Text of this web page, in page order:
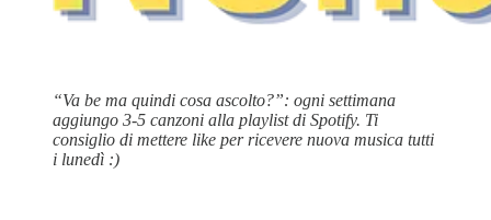
“Va be ma quindi cosa ascolto?”: ogni settimana
aggiungo 3-5 canzoni alla playlist di Spotify. Ti
consiglio di mettere like per ricevere nuova musica tutti
i lunedì :)